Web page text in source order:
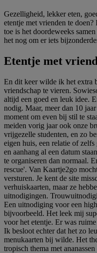
Gezelligheid, lekker eten,
etentje met vrienden te
toe is het doordeweeks
het nog om er iets
Etentje met
En dit keer wilde ik het extra
vriendschap te vieren.
altijd een goed en leuk idee.
nodig. Maar, meer dan 10
moment om even bij stil te
meiden vorig jaar ook onze
vrijgezelle studenten, en zo
eigen huis, een relatie of
en aanhang al een datum
te organiseren dan normaal.
rescue'. Van Kaartje2go
versturen. Je kent de site
verhuiskaarten, maar ze
uitnodigingen.
Een uitnodiging voor een
bijvoorbeeld. Het leek mij
voor het etentje. Er was
Ik besloot echter dat het zo
menukaarten bij wilde. Het
tropisch thema met